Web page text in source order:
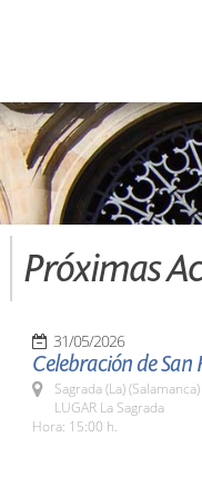
Próximas
31/05/2026
Celebración de San
Sagrada (La) (Salamanca)
LUGAR La Sagrada
Hora: 15:00 h.